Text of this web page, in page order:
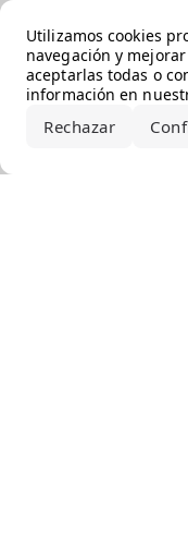
Utilizamos cookies
navegación y
aceptarlas todas o
información en
Rechazar
Error